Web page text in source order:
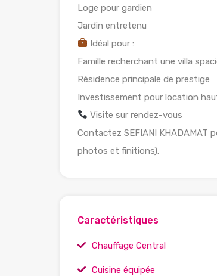
Loge pour gardien
Jardin entretenu
Idéal pour :
Famille recherchant une villa
Résidence principale de prestige
Investissement pour location
Visite sur rendez-vous
Contactez SEFIANI KHADAMAT
photos et finitions).
Caractéristiques
Chauffage Central
Cuisine équipée